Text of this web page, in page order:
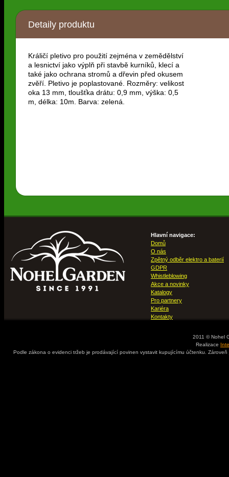
Detaily produktu
Králičí pletivo pro použití zejména v zemědělství
a lesnictví jako výplň při stavbě kurníků, klecí a
také jako ochrana stromů a dřevin před okusem
zvěří. Pletivo je poplastované. Rozměry: velikost
oka 13 mm, tloušťka drátu: 0,9 mm, výška: 0,5
m, délka: 10m. Barva: zelená.
Hlavní navigace:
Domů
O nás
Zpětný odběr elektro a baterií
GDPR
Whistleblowing
Akce a novinky
Katalogy
Pro partnery
Kariéra
Kontakty
2011 © Nohel
Realizace
Podle zákona o evidenci tržeb je prodávající povinen vystavit kupujícímu účtenku.